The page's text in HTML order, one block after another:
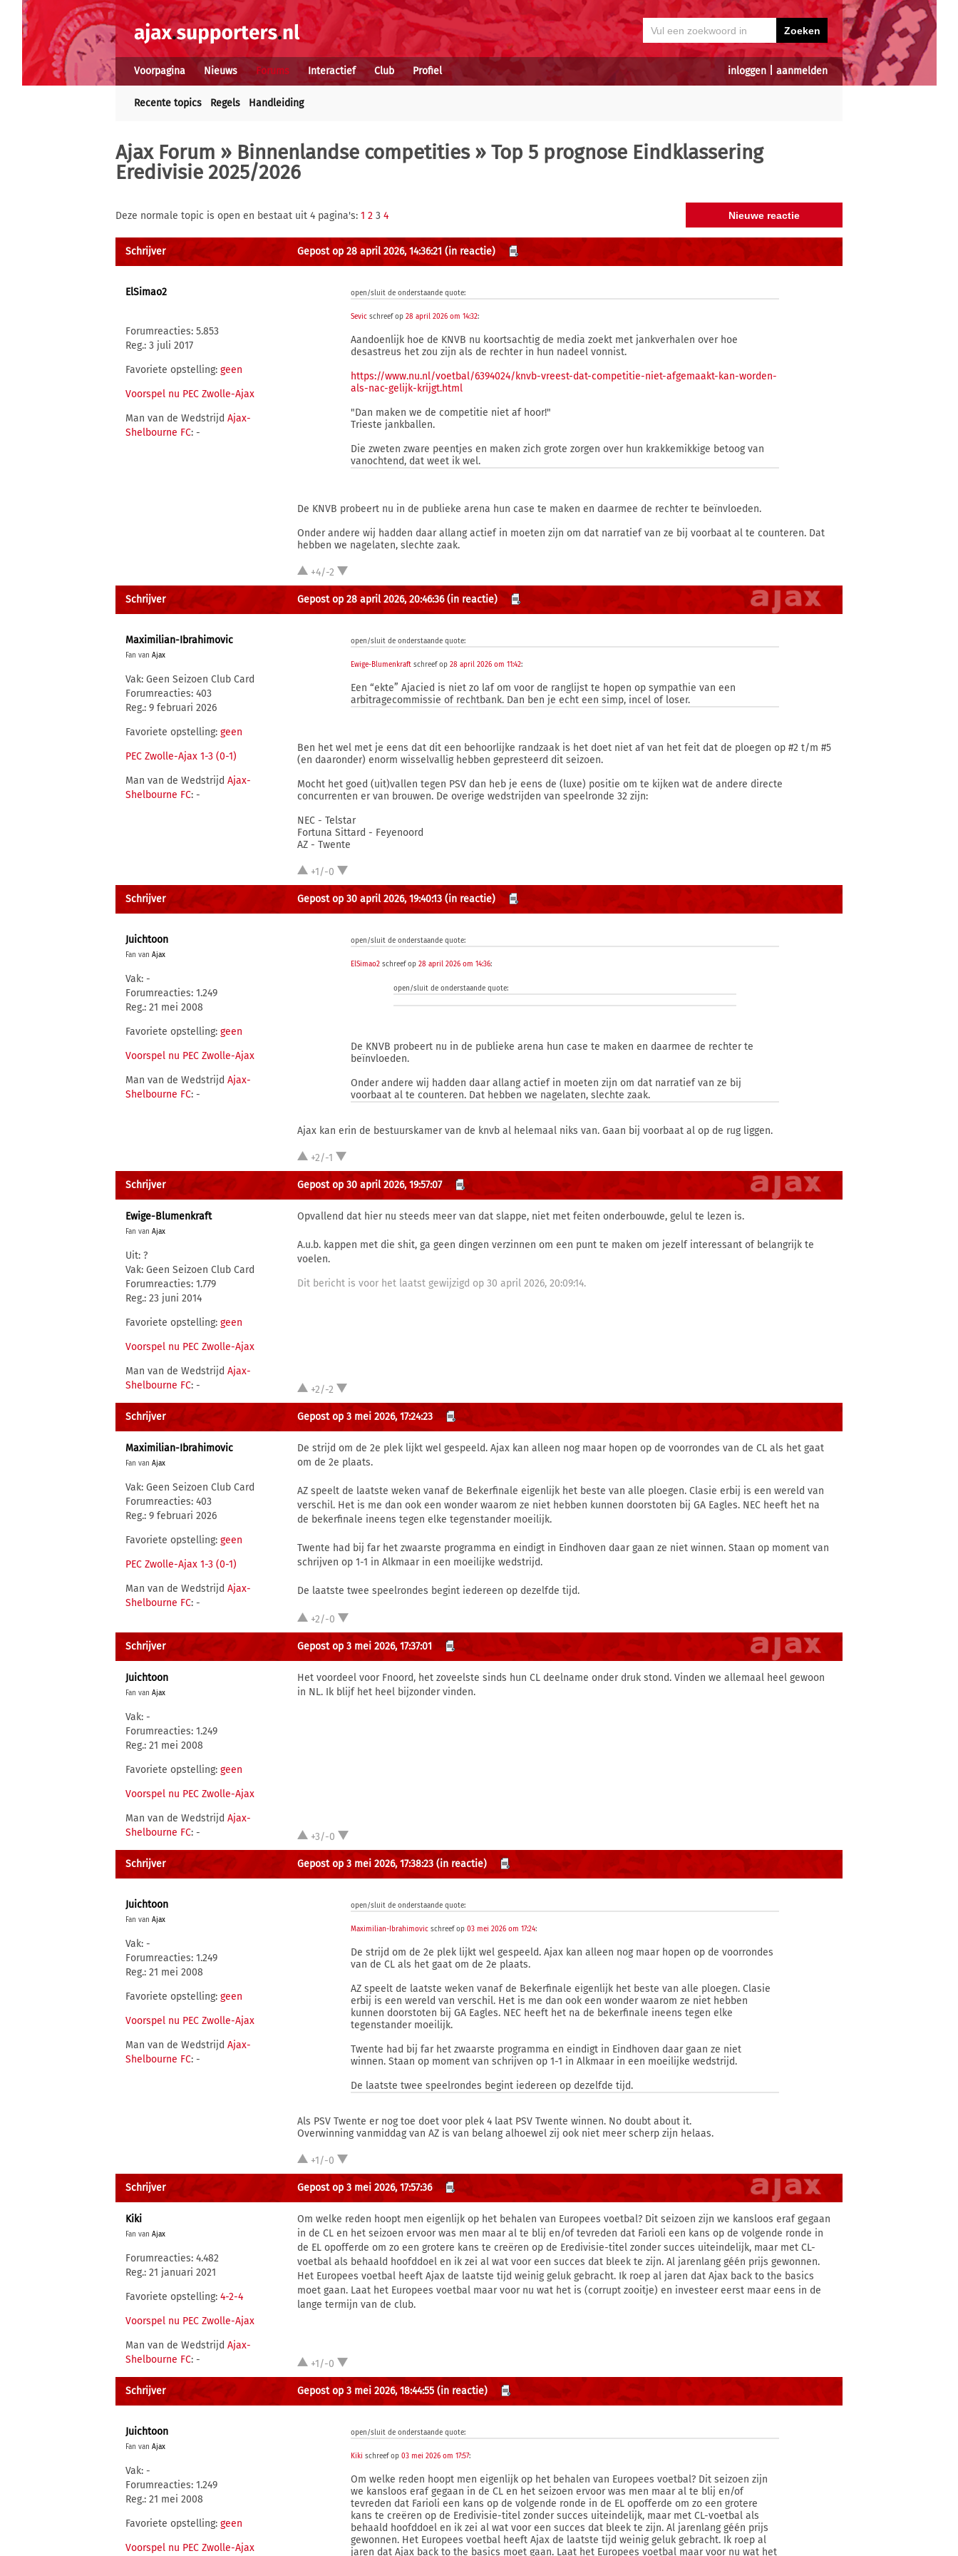
inloggen aanmelden
Voorpagina Nieuws Forums Interactief Club Profiel
Recente topics Regels Handleiding
Ajax Forum » Binnenlandse competities» Top 5 prognose Eindklassering
Eredivisie 2025/2026
Deze normale topic is open en bestaat uit 4 pagina's: 1 2 3 4
Schrijver Gepost op 28 april 2026, 14:36:21 (in reactie)
ElSimao2
Forumreacties: 5.853
Reg.: 3 juli 2017
Favoriete opstelling: geen
Voorspel nu PEC Zwolle-Ajax
Man van de Wedstrijd Ajax-
Shelbourne FC: -
open/sluit de onderstaande quote:
Sevic schreef op28 april 2026 om 14:32:
Aandoenlijk hoe de KNVB nu koortsachtig de media zoekt met jankverhalen over hoe
desastreus het zou zijn als de rechter in hun nadeel vonnist.
https://www.nu.nl/voetbal/6394024/knvb-vreest-dat-competitie-niet-afgemaakt-kan-worden-
als-nac-gelijk-krijgt.html
"Dan maken we de competitie niet af hoor!"
Trieste jankballen.
Die zweten zware peentjes en maken zich grote zorgen over hun krakkemikkige betoog van
vanochtend, dat weet ik wel.
De KNVB probeert nu in de publieke arena hun case te maken en daarmee de rechter te beïnvloeden.
Onder andere wij hadden daar allang actief in moeten zijn om dat narratief van ze bij voorbaat al te counteren. Dat
hebben we nagelaten, slechte zaak.
+4/-2
Schrijver Gepost op 28 april 2026, 20:46:36 (in reactie)
Maximilian-Ibrahimovic
Fan van Ajax
Vak: Geen Seizoen Club Card
Forumreacties: 403
Reg.: 9 februari 2026
Favoriete opstelling: geen
PEC Zwolle-Ajax 1-3 (0-1)
Man van de Wedstrijd Ajax-
Shelbourne FC: -
open/sluit de onderstaande quote:
Ewige-Blumenkraft schreef op28 april 2026 om 11:42:
Een “ekte” Ajacied is niet zo laf om voor de ranglijst te hopen op sympathie van een
arbitragecommissie of rechtbank. Dan ben je echt een simp, incel of loser.
Ben het wel met je eens dat dit een behoorlijke randzaak is het doet niet af van het feit dat de ploegen op #2 t/m #5
(en daaronder) enorm wisselvallig hebben gepresteerd dit seizoen.
Mocht het goed (uit)vallen tegen PSV dan heb je eens de (luxe) positie om te kijken wat de andere directe
concurrenten er van brouwen. De overige wedstrijden van speelronde 32 zijn:
NEC - Telstar
Fortuna Sittard - Feyenoord
AZ - Twente
+1/-0
Schrijver Gepost op 30 april 2026, 19:40:13 (in reactie)
Juichtoon
Fan van Ajax
Vak: -
Forumreacties: 1.249
Reg.: 21 mei 2008
Favoriete opstelling: geen
Voorspel nu PEC Zwolle-Ajax
Man van de Wedstrijd Ajax-
Shelbourne FC: -
open/sluit de onderstaande quote:
ElSimao2 schreef op28 april 2026 om 14:36:
open/sluit de onderstaande quote:
De KNVB probeert nu in de publieke arena hun case te maken en daarmee de rechter te
beïnvloeden.
Onder andere wij hadden daar allang actief in moeten zijn om dat narratief van ze bij
voorbaat al te counteren. Dat hebben we nagelaten, slechte zaak.
Ajax kan erin de bestuurskamer van de knvb al helemaal niks van. Gaan bij voorbaat al op de rug liggen.
+2/-1
Schrijver Gepost op 30 april 2026, 19:57:07
Ewige-Blumenkraft
Fan van Ajax
Uit: ?
Vak: Geen Seizoen Club Card
Forumreacties: 1.779
Reg.: 23 juni 2014
Favoriete opstelling: geen
Voorspel nu PEC Zwolle-Ajax
Man van de Wedstrijd Ajax-
Shelbourne FC: -
Opvallend dat hier nu steeds meer van dat slappe, niet met feiten onderbouwde, gelul te lezen is.
A.u.b. kappen met die shit, ga geen dingen verzinnen om een punt te maken om jezelf interessant of belangrijk te
voelen.
Dit bericht is voor het laatst gewijzigd op 30 april 2026, 20:09:14.
+2/-2
Schrijver Gepost op 3 mei 2026, 17:24:23
Maximilian-Ibrahimovic
Fan van Ajax
Vak: Geen Seizoen Club Card
Forumreacties: 403
Reg.: 9 februari 2026
Favoriete opstelling: geen
PEC Zwolle-Ajax 1-3 (0-1)
Man van de Wedstrijd Ajax-
Shelbourne FC: -
De strijd om de 2e plek lijkt wel gespeeld. Ajax kan alleen nog maar hopen op de voorrondes van de CL als het gaat
om de 2e plaats.
AZ speelt de laatste weken vanaf de Bekerfinale eigenlijk het beste van alle ploegen. Clasie erbij is een wereld van
verschil. Het is me dan ook een wonder waarom ze niet hebben kunnen doorstoten bij GA Eagles. NEC heeft het na
de bekerfinale ineens tegen elke tegenstander moeilijk.
Twente had bij far het zwaarste programma en eindigt in Eindhoven daar gaan ze niet winnen. Staan op moment van
schrijven op 1-1 in Alkmaar in een moeilijke wedstrijd.
De laatste twee speelrondes begint iedereen op dezelfde tijd.
+2/-0
Schrijver Gepost op 3 mei 2026, 17:37:01
Juichtoon
Fan van Ajax
Vak: -
Forumreacties: 1.249
Reg.: 21 mei 2008
Favoriete opstelling: geen
Voorspel nu PEC Zwolle-Ajax
Man van de Wedstrijd Ajax-
Shelbourne FC: -
Het voordeel voor Fnoord, het zoveelste sinds hun CL deelname onder druk stond. Vinden we allemaal heel gewoon
in NL. Ik blijf het heel bijzonder vinden.
+3/-0
Schrijver Gepost op 3 mei 2026, 17:38:23 (in reactie)
Juichtoon
Fan van Ajax
Vak: -
Forumreacties: 1.249
Reg.: 21 mei 2008
Favoriete opstelling: geen
Voorspel nu PEC Zwolle-Ajax
Man van de Wedstrijd Ajax-
Shelbourne FC: -
open/sluit de onderstaande quote:
Maximilian-Ibrahimovic schreef op03 mei 2026 om 17:24:
De strijd om de 2e plek lijkt wel gespeeld. Ajax kan alleen nog maar hopen op de voorrondes
van de CL als het gaat om de 2e plaats.
AZ speelt de laatste weken vanaf de Bekerfinale eigenlijk het beste van alle ploegen. Clasie
erbij is een wereld van verschil. Het is me dan ook een wonder waarom ze niet hebben
kunnen doorstoten bij GA Eagles. NEC heeft het na de bekerfinale ineens tegen elke
tegenstander moeilijk.
Twente had bij far het zwaarste programma en eindigt in Eindhoven daar gaan ze niet
winnen. Staan op moment van schrijven op 1-1 in Alkmaar in een moeilijke wedstrijd.
De laatste twee speelrondes begint iedereen op dezelfde tijd.
Als PSV Twente er nog toe doet voor plek 4 laat PSV Twente winnen. No doubt about it.
Overwinning vanmiddag van AZ is van belang alhoewel zij ook niet meer scherp zijn helaas.
+1/-0
Schrijver Gepost op 3 mei 2026, 17:57:36
Kiki
Fan van Ajax
Forumreacties: 4.482
Reg.: 21 januari 2021
Favoriete opstelling: 4-2-4
Voorspel nu PEC Zwolle-Ajax
Man van de Wedstrijd Ajax-
Shelbourne FC: -
Om welke reden hoopt men eigenlijk op het behalen van Europees voetbal? Dit seizoen zijn we kansloos eraf gegaan
in de CL en het seizoen ervoor was men maar al te blij en/of tevreden dat Farioli een kans op de volgende ronde in
de EL opofferde om zo een grotere kans te creëren op de Eredivisie-titel zonder succes uiteindelijk, maar met CL-
voetbal als behaald hoofddoel en ik zei al wat voor een succes dat bleek te zijn. Al jarenlang géén prijs gewonnen.
Het Europees voetbal heeft Ajax de laatste tijd weinig geluk gebracht. Ik roep al jaren dat Ajax back to the basics
moet gaan. Laat het Europees voetbal maar voor nu wat het is (corrupt zooitje) en investeer eerst maar eens in de
lange termijn van de club.
+1/-0
Schrijver Gepost op 3 mei 2026, 18:44:55 (in reactie)
Juichtoon
Fan van Ajax
Vak: -
Forumreacties: 1.249
Reg.: 21 mei 2008
Favoriete opstelling: geen
Voorspel nu PEC Zwolle-Ajax
open/sluit de onderstaande quote:
Kiki schreef op03 mei 2026 om 17:57:
Om welke reden hoopt men eigenlijk op het behalen van Europees voetbal? Dit seizoen zijn
we kansloos eraf gegaan in de CL en het seizoen ervoor was men maar al te blij en/of
tevreden dat Farioli een kans op de volgende ronde in de EL opofferde om zo een grotere
kans te creëren op de Eredivisie-titel zonder succes uiteindelijk, maar met CL-voetbal als
behaald hoofddoel en ik zei al wat voor een succes dat bleek te zijn. Al jarenlang géén prijs
gewonnen. Het Europees voetbal heeft Ajax de laatste tijd weinig geluk gebracht. Ik roep al
jaren dat Ajax back to the basics moet gaan. Laat het Europees voetbal maar voor nu wat het